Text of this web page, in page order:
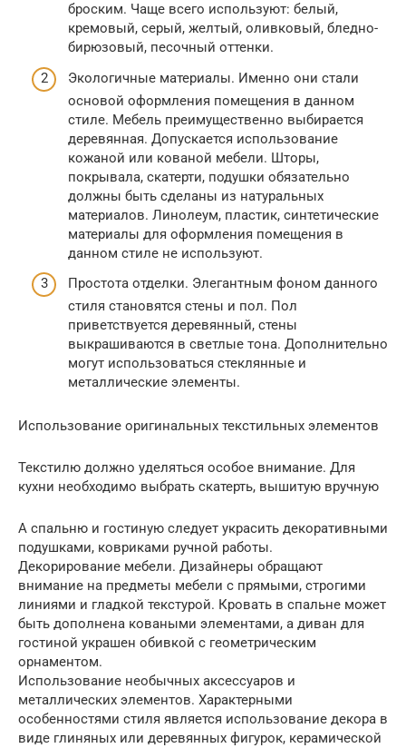
броским. Чаще всего используют: белый,
кремовый, серый, желтый, оливковый, бледно-
бирюзовый, песочный оттенки.
Экологичные материалы. Именно они стали
основой оформления помещения в данном
стиле. Мебель преимущественно выбирается
деревянная. Допускается использование
кожаной или кованой мебели. Шторы,
покрывала, скатерти, подушки обязательно
должны быть сделаны из натуральных
материалов. Линолеум, пластик, синтетические
материалы для оформления помещения в
данном стиле не используют.
Простота отделки. Элегантным фоном данного
стиля становятся стены и пол. Пол
приветствуется деревянный, стены
выкрашиваются в светлые тона. Дополнительно
могут использоваться стеклянные и
металлические элементы.
Использование оригинальных текстильных элементов
Текстилю должно уделяться особое внимание. Для
кухни необходимо выбрать скатерть, вышитую вручную
А спальню и гостиную следует украсить декоративными
подушками, ковриками ручной работы.
Декорирование мебели. Дизайнеры обращают
внимание на предметы мебели с прямыми, строгими
линиями и гладкой текстурой. Кровать в спальне может
быть дополнена коваными элементами, а диван для
гостиной украшен обивкой с геометрическим
орнаментом.
Использование необычных аксессуаров и
металлических элементов. Характерными
особенностями стиля является использование декора в
виде глиняных или деревянных фигурок, керамической